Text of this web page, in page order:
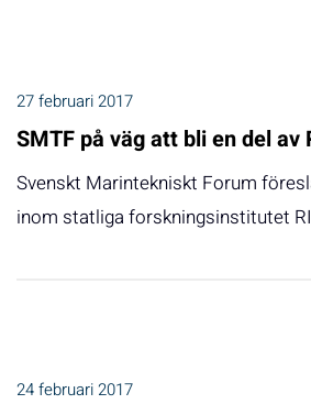
27 februari 2017
SMTF på väg att bli en del av
Svenskt Marintekniskt Forum
inom statliga forskningsinstitutet
24 februari 2017